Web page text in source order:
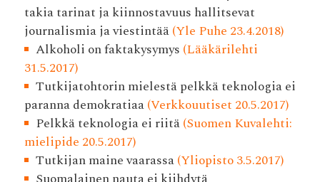
takia tarinat ja kiinnostavuus hallitsevat
journalismia ja viestintää(Yle Puhe 23.4.2018)
Alkoholi on faktakysymys (Lääkärilehti
31.5.2017)
Tutkijatohtorin mielestä pelkkä teknologia ei
paranna demokratiaa(Verkkouutiset 20.5.2017)
Pelkkä teknologia ei riitä(Suomen Kuvalehti:
mielipide 20.5.2017)
Tutkijan maine vaarassa(Yliopisto 3.5.2017)